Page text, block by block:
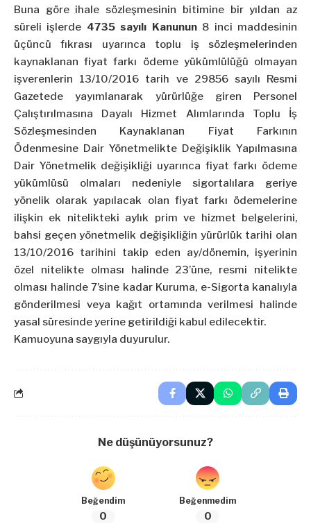
Buna göre ihale sözleşmesinin bitimine bir yıldan az
süreli işlerde 4735 sayılı Kanunun8 inci maddesinin
üçüncü fıkrası uyarınca toplu iş sözleşmelerinden
kaynaklanan fiyat farkı ödeme yükümlülüğü olmayan
işverenlerin 13/10/2016 tarih ve 29856 sayılı Resmi
Gazetede yayımlanarak yürürlüğe giren Personel
Çalıştırılmasına Dayalı Hizmet Alımlarında Toplu İş
Sözleşmesinden Kaynaklanan Fiyat Farkının
Ödenmesine Dair Yönetmelikte Değişiklik Yapılmasına
Dair Yönetmelik değişikliği uyarınca fiyat farkı ödeme
yükümlüsü olmaları nedeniyle sigortalılara geriye
yönelik olarak yapılacak olan fiyat farkı ödemelerine
ilişkin ek nitelikteki aylık prim ve hizmet belgelerini,
bahsi geçen yönetmelik değişikliğin yürürlük tarihi olan
13/10/2016 tarihini takip eden ay/dönemin, işyerinin
özel nitelikte olması halinde 23’üne, resmi nitelikte
olması halinde 7’sine kadar Kuruma, e-Sigorta kanalıyla
gönderilmesi veya kağıt ortamında verilmesi halinde
yasal süresinde yerine getirildiği kabul edilecektir.
Kamuoyuna saygıyla duyurulur.
Ne düşünüyorsunuz?
Beğendim
0
Beğenmedim
0